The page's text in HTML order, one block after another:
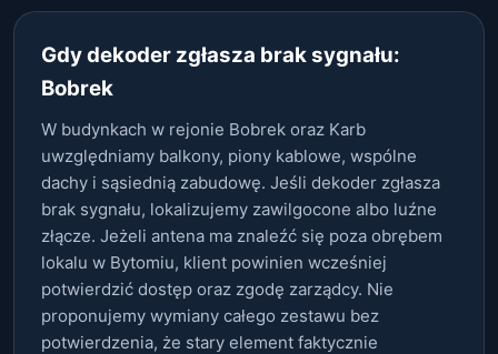
Gdy dekoder zgłasza brak sygnału:
Bobrek
W budynkach w rejonie Bobrek oraz Karb
uwzględniamy balkony, piony kablowe, wspólne
dachy i sąsiednią zabudowę. Jeśli dekoder zgłasza
brak sygnału, lokalizujemy zawilgocone albo luźne
złącze. Jeżeli antena ma znaleźć się poza obrębem
lokalu w Bytomiu, klient powinien wcześniej
potwierdzić dostęp oraz zgodę zarządcy. Nie
proponujemy wymiany całego zestawu bez
potwierdzenia, że stary element faktycznie